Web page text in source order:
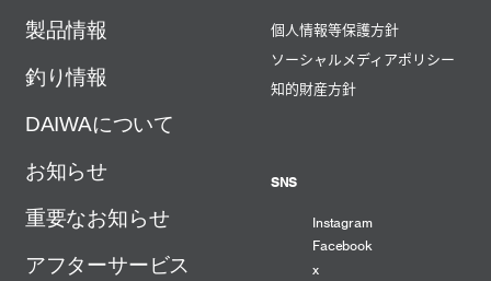
製品情報
釣り情報
DAIWAについて
お知らせ
重要なお知らせ
アフターサービス
個人情報等保護方針
ソーシャルメディアポリシー
知的財産方針
SNS
Instagram
Facebook
x